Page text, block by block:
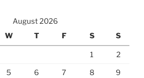
August 2026
W T F S S
1 2
5 6 7 8 9